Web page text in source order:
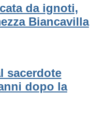
da ignoti,
Biancavilla
sacerdote
dopo la